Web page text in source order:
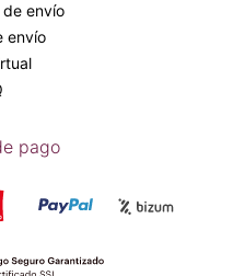
envío
envío
pago